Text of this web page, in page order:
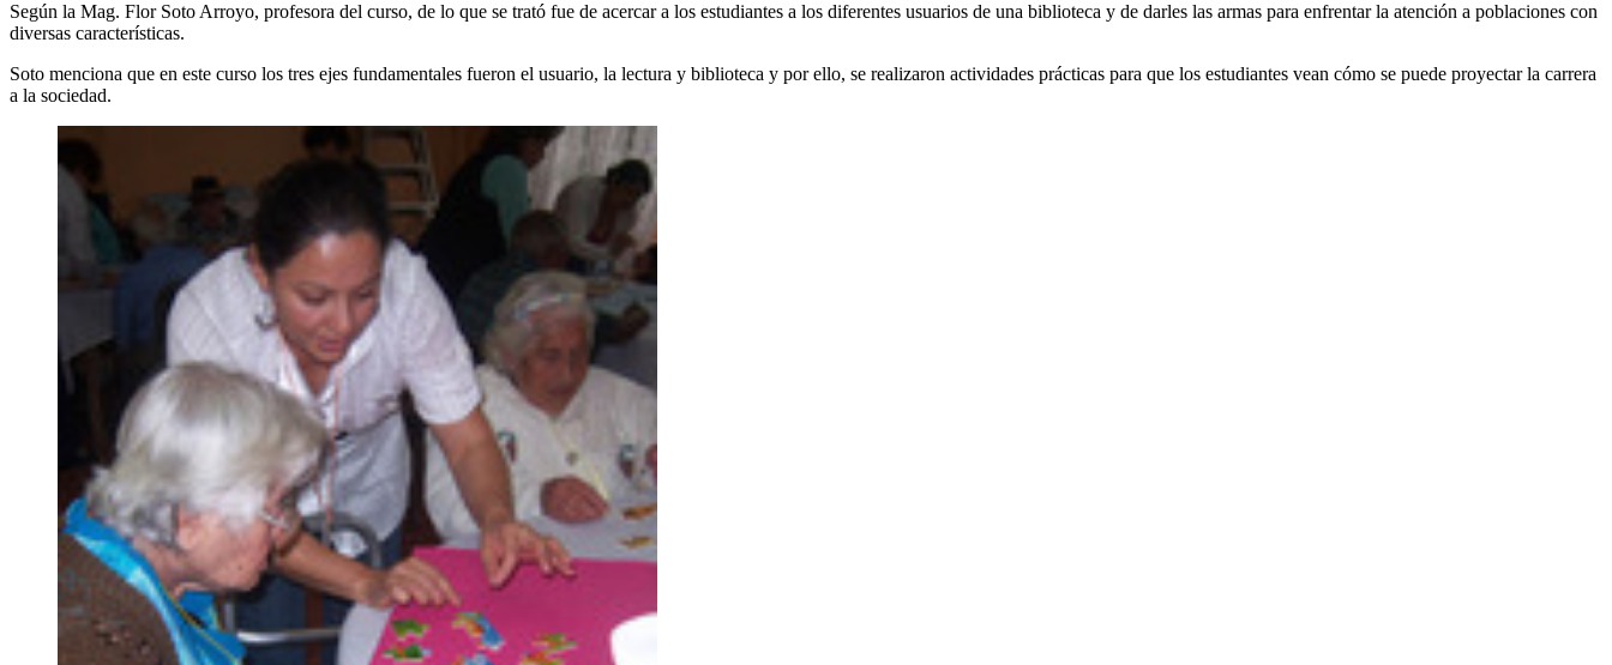
Según la Mag. Flor Soto Arroyo, profesora del curso, de lo que se trató fue de acercar a los estudiantes a los diferentes usuarios de una biblioteca y de darles las armas para enfrentar la atención a poblaciones con
diversas características.
Soto menciona que en este curso los tres ejes fundamentales fueron el usuario, la lectura y biblioteca y por ello, se realizaron actividades prácticas para que los estudiantes vean cómo se puede proyectar la carrera
a la sociedad.